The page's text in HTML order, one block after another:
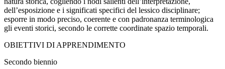
dell’esposizione e i significati specifici del lessico disciplinare;
esporre in modo preciso, coerente e con padronanza terminologica
gli eventi storici, secondo le corrette coordinate spazio temporali.
OBIETTIVI DI APPRENDIMENTO
Secondo biennio